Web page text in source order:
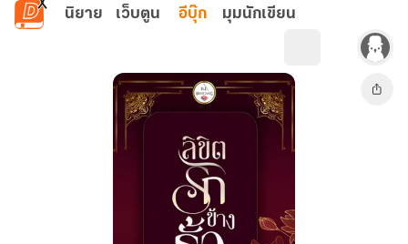
ข้ามไปยังเนื้อหาหลัก
นิยาย เว็บตูน อีบุ๊ก มุมนักเขียน